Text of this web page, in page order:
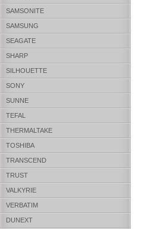
SAMSONITE
SAMSUNG
SEAGATE
SHARP
SILHOUETTE
SONY
SUNNE
TEFAL
THERMALTAKE
TOSHIBA
TRANSCEND
TRUST
VALKYRIE
VERBATIM
DUNEXT